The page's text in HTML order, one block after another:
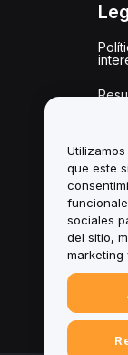
que este
sociales
del sitio,
marketing